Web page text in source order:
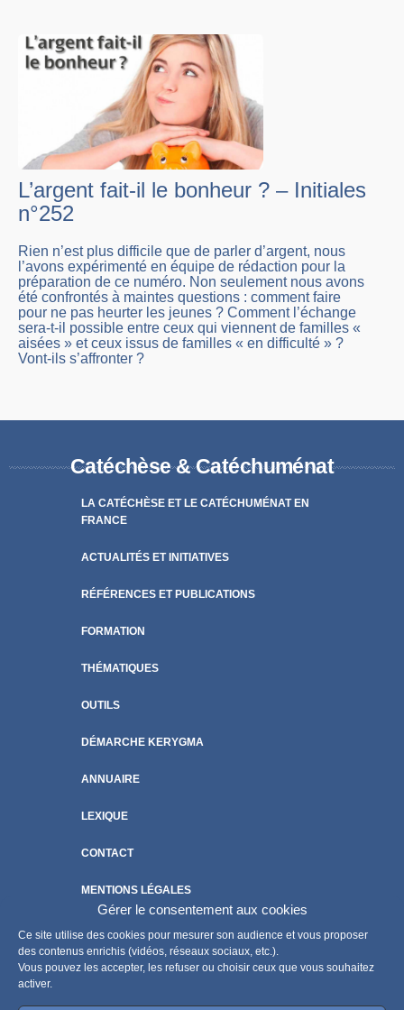
Gérer le consentement aux cookies
Ce site utilise des cookies pour mesurer son audience et vous proposer
des contenus enrichis (vidéos, réseaux sociaux, etc.).
Vous pouvez les accepter, les refuser ou choisir ceux que vous souhaitez
activer.
L’argent fait-il le bonheur ? – Initiales
n°252
Rien n’est plus difficile que de parler d’argent, nous
l’avons expérimenté en équipe de rédaction pour la
préparation de ce numéro. Non seulement nous avons
été confrontés à maintes questions : comment faire
pour ne pas heurter les jeunes ? Comment l’échange
sera-t-il possible entre ceux qui viennent de familles «
aisées » et ceux issus de familles « en difficulté » ?
Vont-ils s’affronter ?
Catéchèse & Catéchuménat
LA CATÉCHÈSE ET LE CATÉCHUMÉNAT EN
FRANCE
ACTUALITÉS ET INITIATIVES
RÉFÉRENCES ET PUBLICATIONS
FORMATION
THÉMATIQUES
OUTILS
DÉMARCHE KERYGMA
ANNUAIRE
LEXIQUE
CONTACT
MENTIONS LÉGALES